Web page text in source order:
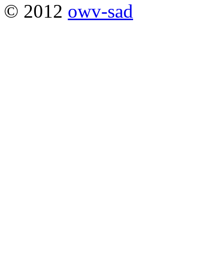
© 2012 owv-sad